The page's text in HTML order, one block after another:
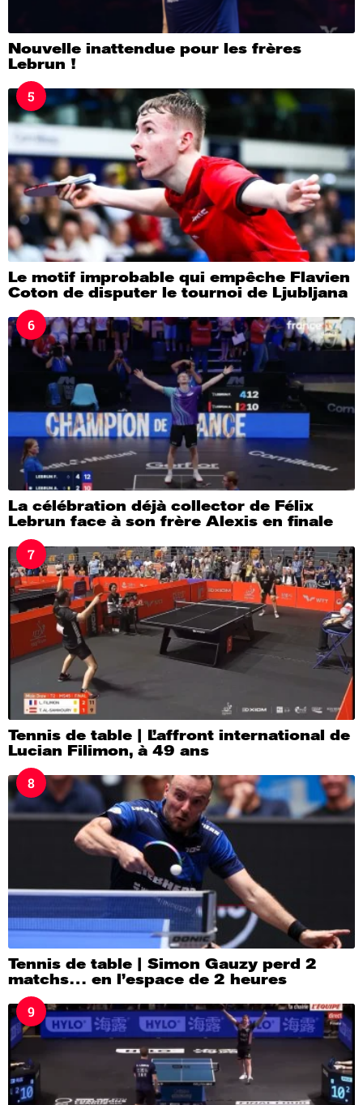
Nouvelle inattendue pour les frères
Lebrun !
5
Le motif improbable qui empêche Flavien
Coton de disputer le tournoi de Ljubljana
6
La célébration déjà collector de Félix
Lebrun face à son frère Alexis en finale
7
Tennis de table | L’affront international de
Lucian Filimon, à 49 ans
8
Tennis de table | Simon Gauzy perd 2
matchs… en l’espace de 2 heures
9